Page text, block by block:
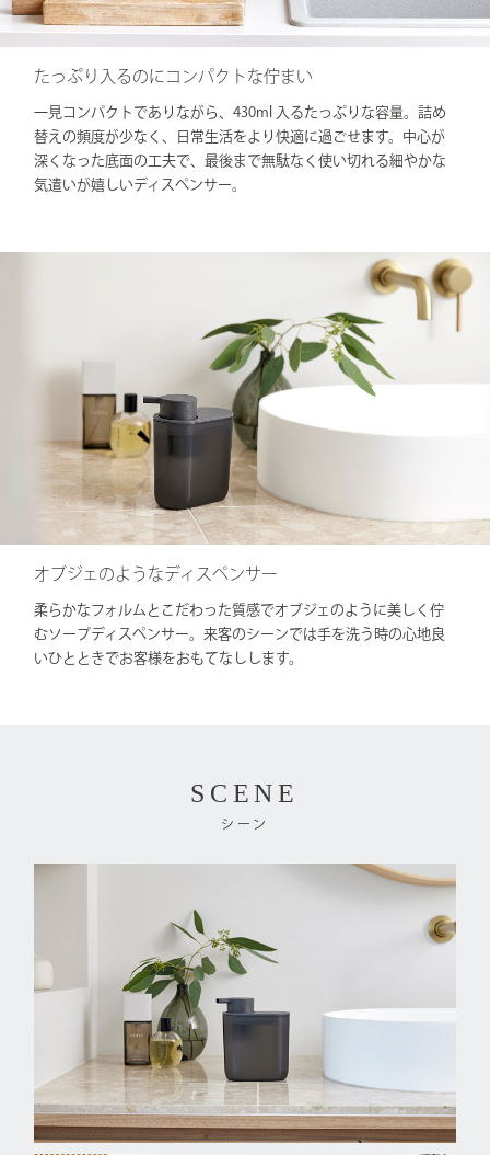
たっぷり入るのにコンパクトな佇まい
一見コンパクトでありながら、430ml 入るたっぷりな容量。詰め
替えの頻度が少なく、日常生活をより快適に過ごせます。中心が
深くなった底面の工夫で、最後まで無駄なく使い切れる細やかな
気遣いが嬉しいディスペンサー。
オブジェのようなディスペンサー
柔らかなフォルムとこだわった質感でオブジェのように美しく佇
むソープディスペンサー。来客のシーンでは手を洗う時の心地良
いひとときでお客様をおもてなしします。
SCENE
シーン